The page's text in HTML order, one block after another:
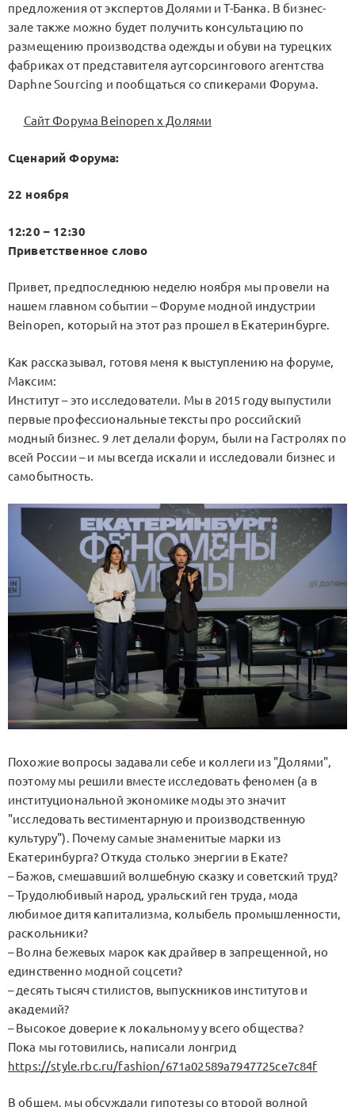
предложения от экспертов Долями и Т-Банка. В бизнес-
зале также можно будет получить консультацию по
размещению производства одежды и обуви на турецких
фабриках от представителя аутсорсингового агентства
Daphne Sourcing и пообщаться со спикерами Форума.
Сайт Форума Beinopen х Долями
Сценарий Форума:
22 ноября
12:20 – 12:30
Приветственное слово
Привет, предпоследнюю неделю ноября мы провели на
нашем главном событии – Форуме модной индустрии
Beinopen, который на этот раз прошел в Екатеринбурге.
Как рассказывал, готовя меня к выступлению на форуме,
Максим:
Институт – это исследователи. Мы в 2015 году выпустили
первые профессиональные тексты про российский
модный бизнес. 9 лет делали форум, были на Гастролях по
всей России – и мы всегда искали и исследовали бизнес и
самобытность.
Похожие вопросы задавали себе и коллеги из "Долями",
поэтому мы решили вместе исследовать феномен (а в
институциональной экономике моды это значит
"исследовать вестиментарную и производственную
культуру"). Почему самые знаменитые марки из
Екатеринбурга? Откуда столько энергии в Екате?
– Бажов, смешавший волшебную сказку и советский труд?
– Трудолюбивый народ, уральский ген труда, мода
любимое дитя капитализма, колыбель промышленности,
раскольники?
– Волна бежевых марок как драйвер в запрещенной, но
единственно модной соцсети?
– десять тысяч стилистов, выпускников институтов и
академий?
– Высокое доверие к локальному у всего общества?
Пока мы готовились, написали лонгрид
https://style.rbc.ru/fashion/671a02589a7947725ce7c84f
В общем, мы обсуждали гипотезы со второй волной